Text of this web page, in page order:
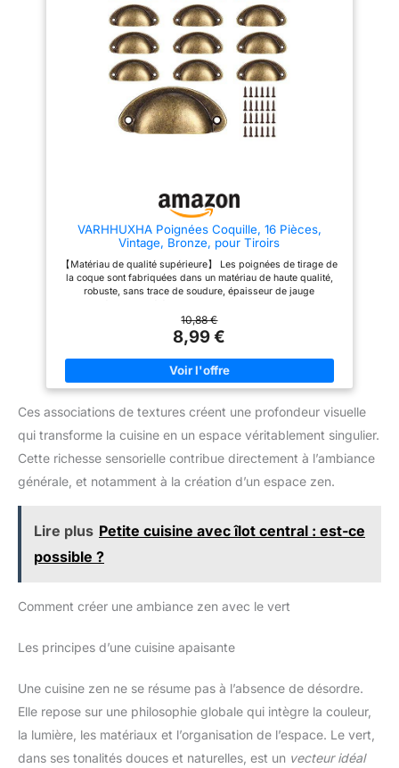
tiroirs, armoires et placards,
etc. 【Inclus】Le colis
comprend 10 poignées et 20 vis
de montage. 【Installation
facile】 Mesurez le centre du
trou réel pour assurer une
installation réussie (il peut y
avoir une erreur de 1 à 2 mm).
Marquez la position
d'installation sur la porte/le
tiroir de l'armoire en fonction du
VARHHUXHA Poignées Coquille, 16 Pièces,
Vintage, Bronze, pour Tiroirs
【Matériau de qualité supérieure】 Les poignées de tirage de
la coque sont fabriquées dans un matériau de haute qualité,
robuste, sans trace de soudure, épaisseur de jauge
longue durée. Ce sont des poignées de coquille de qualité
supérieure avec une construction solide et un artisanat exquis,
peuvent conserver leur brillance avec un lustre métallique
pendant longtemps. 【Bord lisse】 La finition de surface
extrêmement bonne offre une bonne texture, une bonne
sensation et un aspect riche offrira à vos meubles et à votre
d'armoire sont fabriquées avec un savoir-faire supérieur, ce
mains lorsque vous les utilisez. 【Installation facile】 Le forfait
comprend 16 pièces de poignées de cuvette d'armoire avec
des vis. Bon pour le remplacement et l'installation de tiroirs et
de poignées de porte à la maison et au bureau. Notre tirette de
tiroir montrera votre goût particulier et est facile à entretenir et à
demi-lune. La surface est brillante, mais la couleur est variée,
boutons en bronze ont un effet magique lors de la décoration
également de belles décorations pour étagère, caisse en bois,
tiroir, armoire et autres meubles. Les poignées en demi-cercle
10,88 €
8,99 €
Ces associations de textures créent une profondeur visuelle
qui transforme la cuisine en un espace véritablement singulier.
Cette richesse sensorielle contribue directement à l’ambiance
générale, et notamment à la création d’un espace zen.
Lire plus Petite cuisine avec îlot central : est-ce
possible ?
Comment créer une ambiance zen avec le vert
Les principes d’une cuisine apaisante
Une cuisine zen ne se résume pas à l’absence de désordre.
Elle repose sur une philosophie globale qui intègre la couleur,
la lumière, les matériaux et l’organisation de l’espace. Le vert,
dans ses tonalités douces et naturelles, est un vecteur idéal